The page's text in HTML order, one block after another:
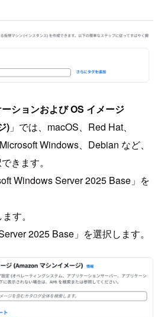
ションおよび OS イメージ
) 」では、macOS、Red Hat、
Windows、Debian など、
きます。
Windows Server 2025 Base」を
す。
2025 Base」を選択します。